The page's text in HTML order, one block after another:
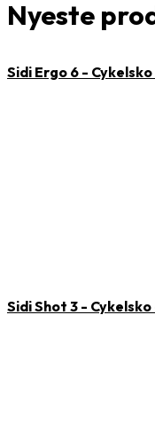
Nyeste
Sidi Ergo 6 -
Sidi Shot 3 -